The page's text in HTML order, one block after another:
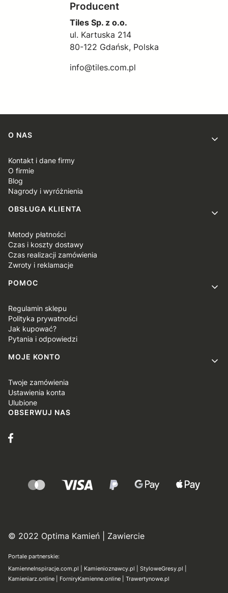
Producent
Tiles Sp. z o.o.
ul. Kartuska 214
80-122 Gdańsk, Polska
info@tiles.com.pl
Linki w stopce
O NAS
Kontakt i dane firmy
O firmie
Blog
Nagrody i wyróżnienia
OBSŁUGA KLIENTA
Metody płatności
Czas i koszty dostawy
Czas realizacji zamówienia
Zwroty i reklamacje
POMOC
Regulamin sklepu
Polityka prywatności
Jak kupować?
Pytania i odpowiedzi
MOJE KONTO
Twoje zamówienia
Ustawienia konta
Ulubione
OBSERWUJ NAS
© 2022 Optima Kamień | Zawiercie
Portale partnerskie:
KamienneInspiracje.com.pl
Kamienioznawcy.pl StyloweGresy.pl
Kamieniarz.online
ForniryKamienne.online Trawertynowe.pl